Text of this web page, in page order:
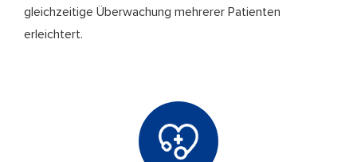
gleichzeitige Überwachung mehrerer Patienten
erleichtert.